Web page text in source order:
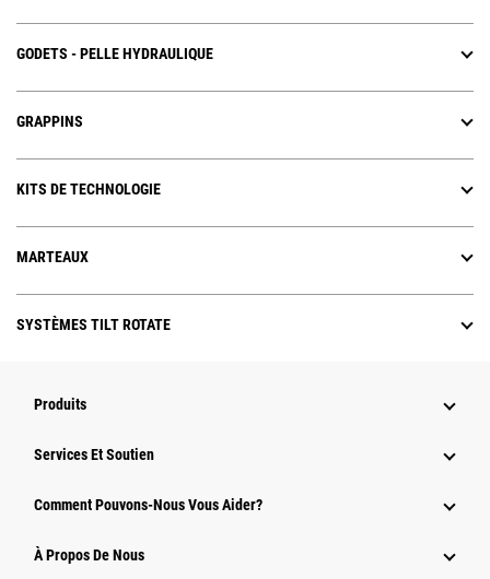
GODETS - PELLE HYDRAULIQUE
GRAPPINS
KITS DE TECHNOLOGIE
MARTEAUX
SYSTÈMES TILT ROTATE
Produits
Services Et Soutien
Comment Pouvons-Nous Vous Aider?
À Propos De Nous